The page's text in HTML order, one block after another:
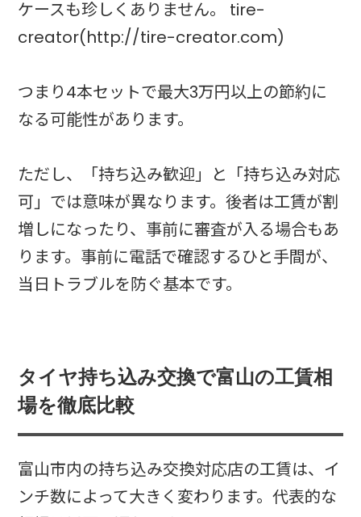
ケースも珍しくありません。 tire-
creator(http://tire-creator.com)
つまり4本セットで最大3万円以上の節約に
なる可能性があります。
ただし、「持ち込み歓迎」と「持ち込み対応
可」では意味が異なります。後者は工賃が割
増しになったり、事前に審査が入る場合もあ
ります。事前に電話で確認するひと手間が、
当日トラブルを防ぐ基本です。
タイヤ持ち込み交換で富山の工賃相
場を徹底比較
富山市内の持ち込み交換対応店の工賃は、イ
ンチ数によって大きく変わります。代表的な